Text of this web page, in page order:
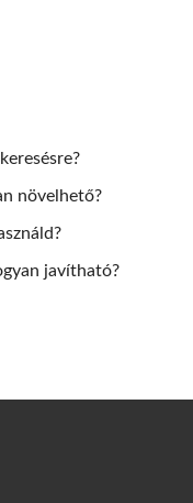
növelhető?
javítható?